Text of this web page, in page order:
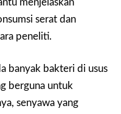
menjelaskan
serat dan
peneliti.
banyak bakteri di usus
berguna untuk
senyawa yang